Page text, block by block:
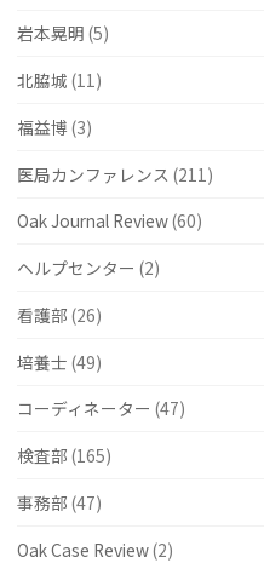
岩本晃明 (5)
北脇城 (11)
福益博 (3)
医局カンファレンス (211)
Oak Journal Review(60)
ヘルプセンター (2)
看護部 (26)
培養士 (49)
コーディネーター (47)
検査部 (165)
事務部 (47)
Oak Case Review(2)